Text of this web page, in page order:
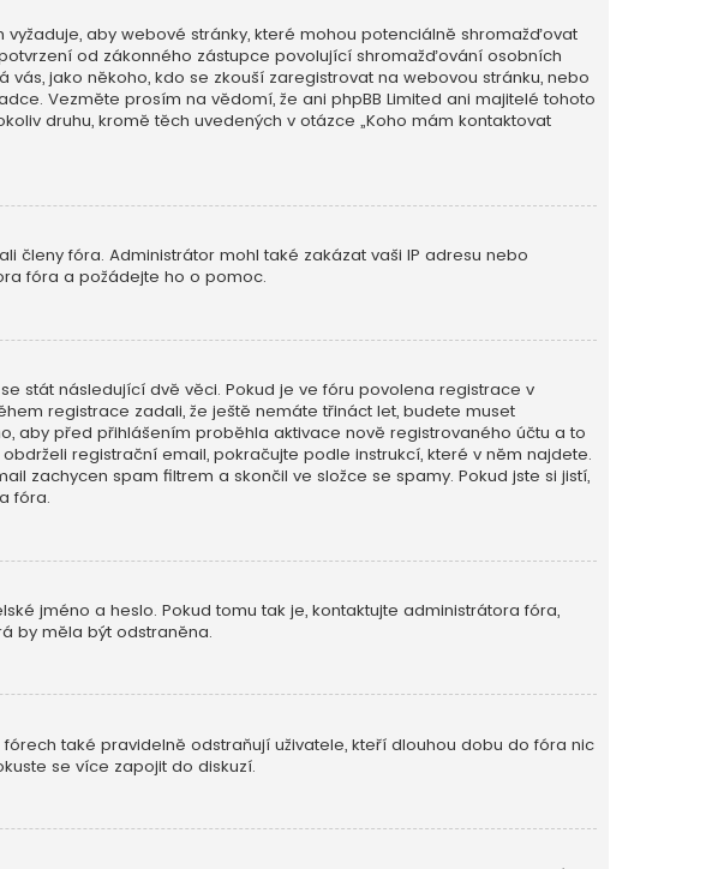
vyžaduje, aby webové stránky, které mohou potenciálně shromažďovat
od zákonného zástupce povolující shromažďování osobních
jako někoho, kdo se zkouší zaregistrovat na webovou stránku, nebo
Vezměte prosím na vědomí, že ani phpBB Limited ani majitelé tohoto
druhu, kromě těch uvedených v otázce „Koho mám kontaktovat
členy fóra. Administrátor mohl také zakázat vaši IP adresu nebo
fóra a požádejte ho o pomoc.
stát následující dvě věci. Pokud je ve fóru povolena registrace v
registrace zadali, že ještě nemáte třináct let, budete muset
aby před přihlášením proběhla aktivace nově registrovaného účtu a to
registrační email, pokračujte podle instrukcí, které v něm najdete.
zachycen spam filtrem a skončil ve složce se spamy. Pokud jste si jistí,
fóra.
jméno a heslo. Pokud tomu tak je, kontaktujte administrátora fóra,
by měla být odstraněna.
také pravidelně odstraňují uživatele, kteří dlouhou dobu do fóra nic
se více zapojit do diskuzí.